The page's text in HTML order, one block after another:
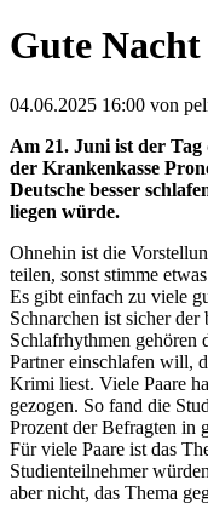
Gute Nacht
04.06.2025 16:00 von
Am 21. Juni ist der Tag
der Krankenkasse
Deutsche besser
liegen würde.
Ohnehin ist die
teilen, sonst stimme
Es gibt einfach zu viele
Schnarchen ist sicher der
Schlafrhythmen gehören
Partner einschlafen will,
Krimi liest. Viele Paare
gezogen. So fand die
Prozent der Befragten in
Für viele Paare ist das
Studienteilnehmer
aber nicht, das Thema